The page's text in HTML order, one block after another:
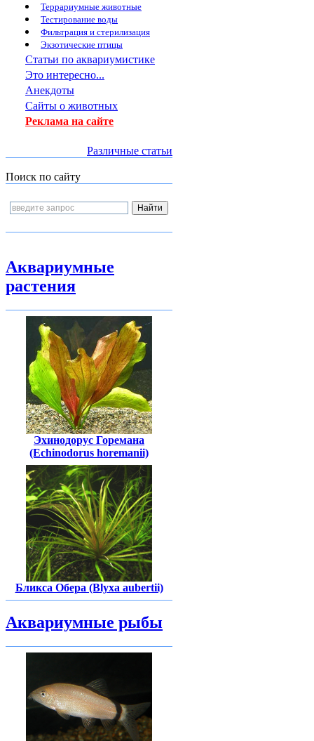
Террариумные животные
Тестирование воды
Фильтрация и стерилизация
Экзотические птицы
Статьи по аквариумистике
Это интересно...
Анекдоты
Сайты о животных
Реклама на сайте
Различные статьи
Поиск по сайту
Аквариумные
растения
Эхинодорус Горемана
(Echinodorus horemanii)
Бликса Обера (Blyxa aubertii)
Аквариумные рыбы